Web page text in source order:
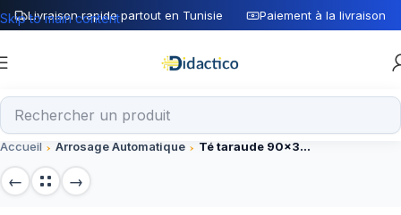
Livraison rapide partout en Tunisie Paiement à la livraison
Skip to main content
Accueil Arrosage Automatique Té taraude 90×3″ PE (UNIDELTA)